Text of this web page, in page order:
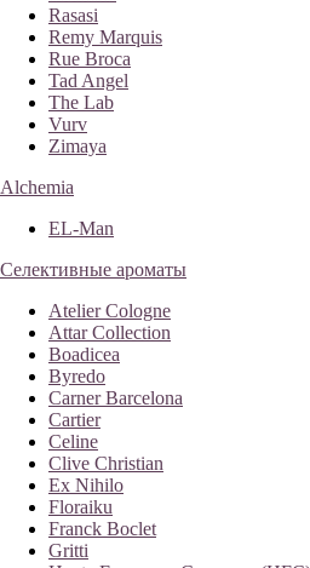
Rasasi
Remy Marquis
Rue Broca
Tad Angel
The Lab
Vurv
Zimaya
Alchemia
EL-Man
Селективные ароматы
Atelier Cologne
Attar Collection
Boadicea
Byredo
Carner Barcelona
Cartier
Celine
Clive Christian
Ex Nihilo
Floraiku
Franck Boclet
Gritti